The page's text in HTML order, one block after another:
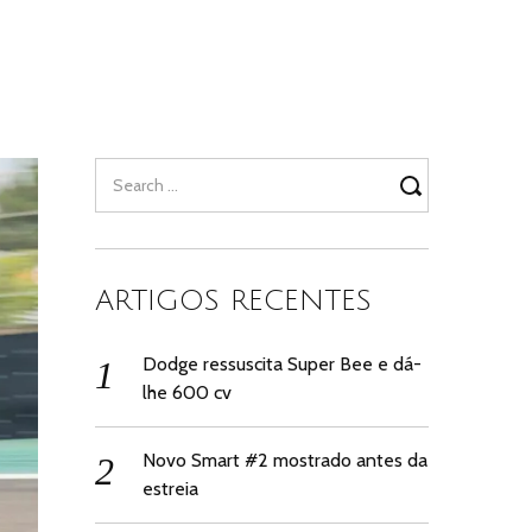
for:
ARTIGOS RECENTES
Dodge ressuscita Super Bee e dá-
lhe 600 cv
Novo Smart #2 mostrado antes da
estreia